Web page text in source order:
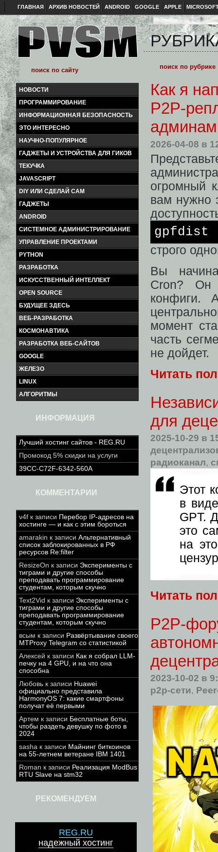
ГЛАВНАЯ АРХИВ НОВОСТЕЙ ANDROID GOOGLE APPLE
НОВОСТИ
ПРОГРАММИРОВАНИЕ
ИНФОРМАЦИОННАЯ БЕЗОПАСНОСТЬ
ЭТО ИНТЕРЕСНО
НАУЧНО-ПОПУЛЯРНОЕ
ГАДЖЕТЫ И УСТРОЙСТВА ДЛЯ ГИКОВ
ТЕКУЧКА
JAVASCRIPT
DIY ИЛИ СДЕЛАЙ САМ
ГАДЖЕТЫ
ANDROID
СИСТЕМНОЕ АДМИНИСТРИРОВАНИЕ
УПРАВЛЕНИЕ ПРОЕКТАМИ
PYTHON
РАЗРАБОТКА
ИСКУССТВЕННЫЙ ИНТЕЛЛЕКТ
OPEN SOURCE
БУДУЩЕЕ ЗДЕСЬ
ВЕБ-РАЗРАБОТКА
КОСМОНАВТИКА
РАЗРАБОТКА ВЕБ-САЙТОВ
GOOGLE
ЖЕЛЕЗО
LINUX
АЛГОРИТМЫ
ИНФОРМАЦИЯ
Лучший хостинг сайтов - REG.RU
Промокод 5% скидки на услуги
39CC-C72F-6342-560A
КОММЕНТАРИИ
v4f к записи Перебор IP-адресов на
хостинге — и как с этим бороться
amarakin к записи Альтернативный
список заблокированных в РФ
ресурсов Re:filter
ResizeOn к записи Эксперименты с
тиграми и другие способы
преподавать программирование
студентам, которым скучно
Text2Vid к записи Эксперименты с
тиграми и другие способы
преподавать программирование
студентам, которым скучно
всым к записи Развёртывание своего
MTProxy Telegram со статистикой
Алексей к записи Как я собрал LLM-
печку на 4 GPU, и на что она
способна
Любовь к записи Huawei
официально представила
HarmonyOS 7: какие смартфоны
получат её первыми
Артем к записи Бесплатные боты,
чтобы раздеть девушку по фото в
2024
sasha к записи Майнинг биткоинов
на 55-летнем ветеране IBM 1401
Roman к записи Реализация ModBus
RTU Slave на stm32
РЕКОМЕНДУЕМ
REG.RU
надежный хостинг
Как я
P2P-
2026-04-08 в
огромный
вам нужно
gpfdist
строго
Вы
Cron? Он
конфиги.
момент
часть
не дойдет.
Читать
для
2025-10-29 в
радиоканал,
Этот
в
GPT.
это
на
Читать
P2P-
2023-10-02 в
p2p-сети,